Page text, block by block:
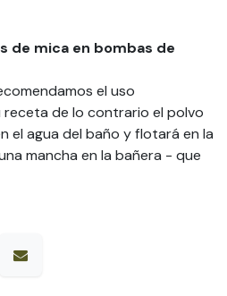
de mica en bombas de
el uso
de lo contrario el polvo
el agua del baño y flotará en la
mancha en la bañera - que